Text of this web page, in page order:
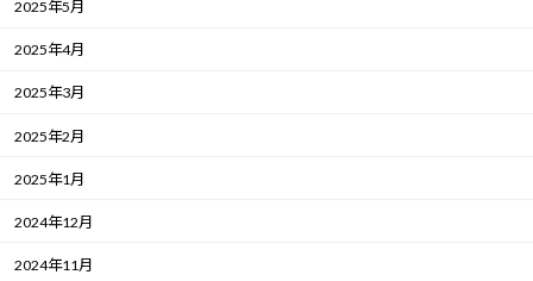
2025年5月
2025年4月
2025年3月
2025年2月
2025年1月
2024年12月
2024年11月